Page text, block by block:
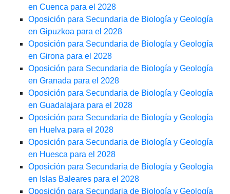
en Cuenca para el 2028
Oposición para Secundaria de Biología y Geología
en Gipuzkoa para el 2028
Oposición para Secundaria de Biología y Geología
en Girona para el 2028
Oposición para Secundaria de Biología y Geología
en Granada para el 2028
Oposición para Secundaria de Biología y Geología
en Guadalajara para el 2028
Oposición para Secundaria de Biología y Geología
en Huelva para el 2028
Oposición para Secundaria de Biología y Geología
en Huesca para el 2028
Oposición para Secundaria de Biología y Geología
en Islas Baleares para el 2028
Oposición para Secundaria de Biología y Geología